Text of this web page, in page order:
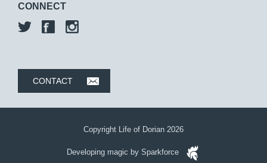
CONNECT
CONTACT
Copyright Life of Dorian 2026
Developing magic by Sparkforce